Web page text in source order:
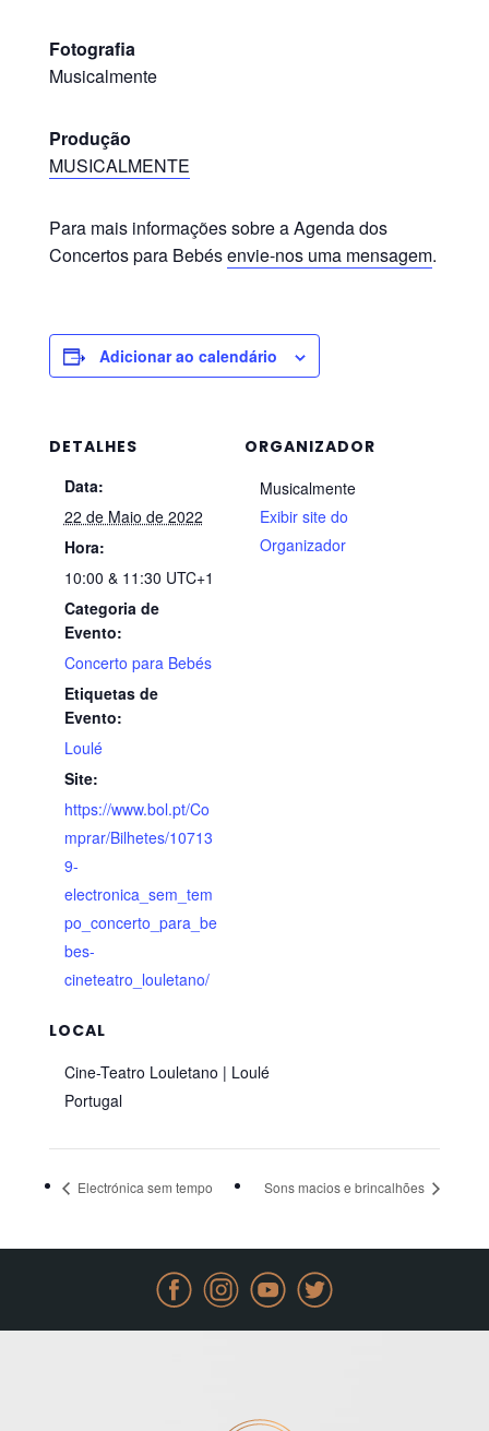
Fotografia
Musicalmente
Produção
MUSICALMENTE
Para mais informações sobre a Agenda dos
Concertos para Bebésenvie-nos uma mensagem.
Adicionar ao calendário
DETALHES
Data:
22 de Maio de 2022
Hora:
10:00 & 11:30 UTC+1
Categoria de
Evento:
Concerto para Bebés
Etiquetas de
Evento:
Loulé
Site:
https://www.bol.pt/Co
mprar/Bilhetes/10713
9-
electronica_sem_tem
po_concerto_para_be
bes-
cineteatro_louletano/
LOCAL
Cine-Teatro Louletano | Loulé
Portugal
ORGANIZADOR
Musicalmente
Exibir site do
Organizador
Electrónica sem tempo Sons macios e brincalhões